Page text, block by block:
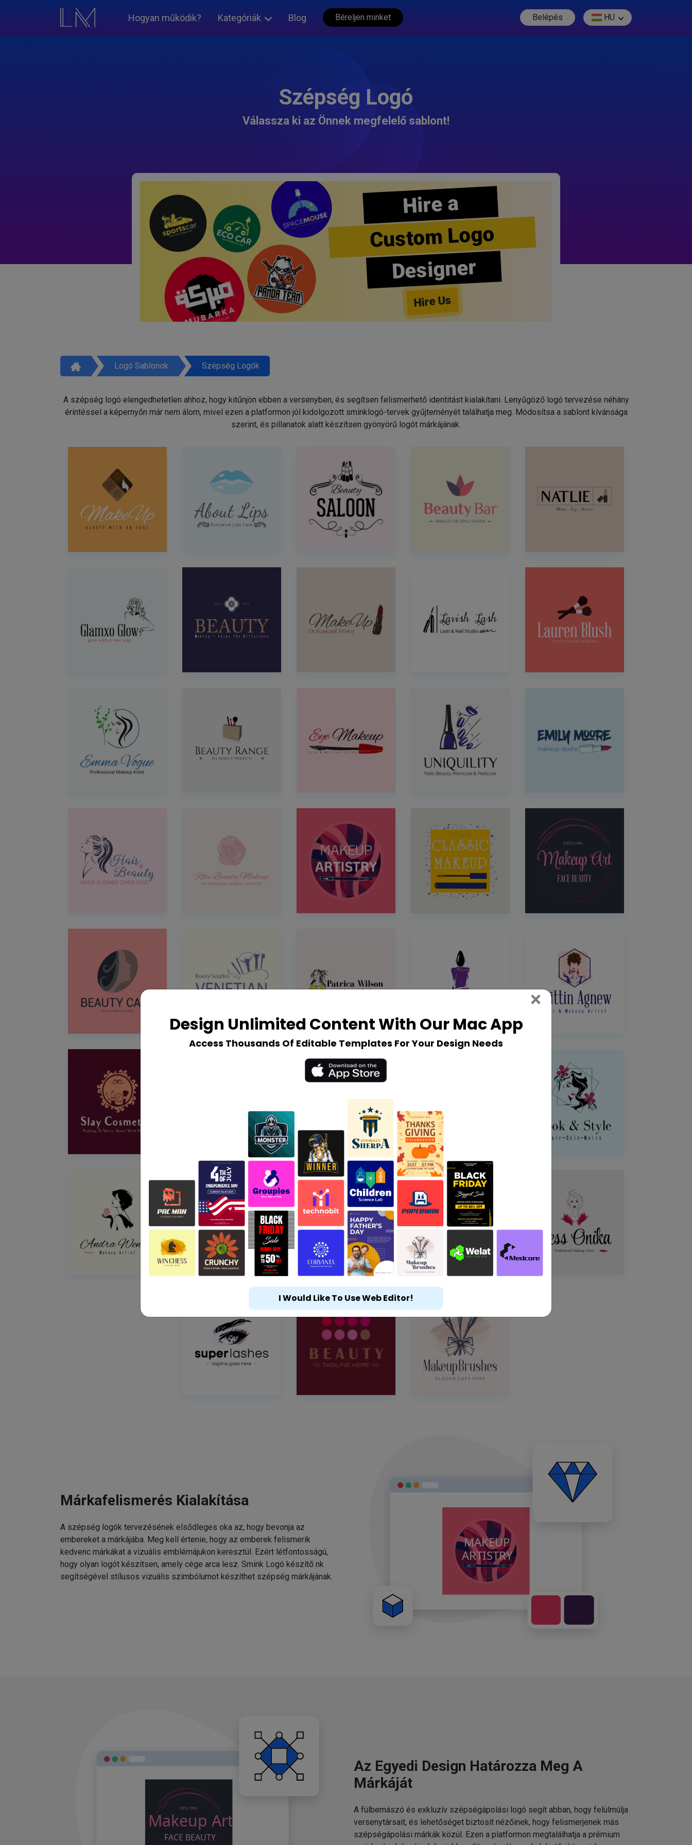
Hogyan működik? Kategóriák Blog Béreljen minket Belépés HU
Szépség Logó
Válassza ki az Önnek megfelelő sablont!
Hire a
Custom Logo
Designer
Hire Us
Logó Sablonok Szépség Logók
A szépség logó elengedhetetlen ahhoz, hogy kitűnjön ebben a versenyben, és segítsen felismerhető identitást kialakítani. Lenyűgöző logó tervezése néhány
érintéssel a képernyőn már nem álom, mivel ezen a platformon jól kidolgozott sminklogó-tervek gyűjteményét találhatja meg. Módosítsa a sablont kívánsága
szerint, és pillanatok alatt készítsen gyönyörű logót márkájának.
Márkafelismerés Kialakítása
A szépség logók tervezésének elsődleges oka az, hogy bevonja az
embereket a márkájába. Meg kell értenie, hogy az emberek felismerik
kedvenc márkákat a vizuális emblémájukon keresztül. Ezért létfontosságú,
hogy olyan logót készítsen, amely cége arca lesz. Smink Logó készítő nk
segítségével stílusos vizuális szimbólumot készíthet szépség márkájának.
Az Egyedi Design Határozza Meg A
Márkáját
A fülbemászó és exkluzív szépségápolási logó segít abban, hogy felülmúlja
versenytársait, és lehetőséget biztosít nézőinek, hogy felismerjenek más
szépségápolási márkák közül. Ezen a platformon megtalálhatja a prémium
Design Unlimited Content With Our Mac App
Access Thousands Of Editable Templates For Your Design Needs
× Close
I Would Like To Use Web Editor!